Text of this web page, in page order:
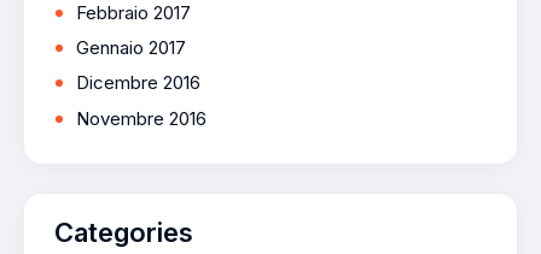
Febbraio 2017
Gennaio 2017
Dicembre 2016
Novembre 2016
Categories